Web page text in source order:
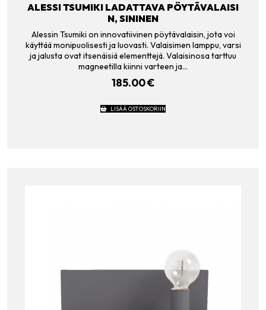
ALESSI TSUMIKI LADATTAVA PÖYTÄVALAISI
N, SININEN
Alessin Tsumiki on innovatiivinen pöytävalaisin, jota voi
käyttää monipuolisesti ja luovasti. Valaisimen lamppu, varsi
ja jalusta ovat itsenäisiä elementtejä. Valaisinosa tarttuu
magneetilla kiinni varteen ja…
185.00€
LISÄÄ OSTOSKORIIN